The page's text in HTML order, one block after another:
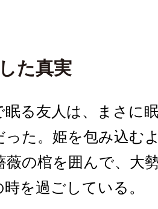
た真実
る友人は、まさに
った。姫を包み込む
薇の棺を囲んで、大
を過ごしている。